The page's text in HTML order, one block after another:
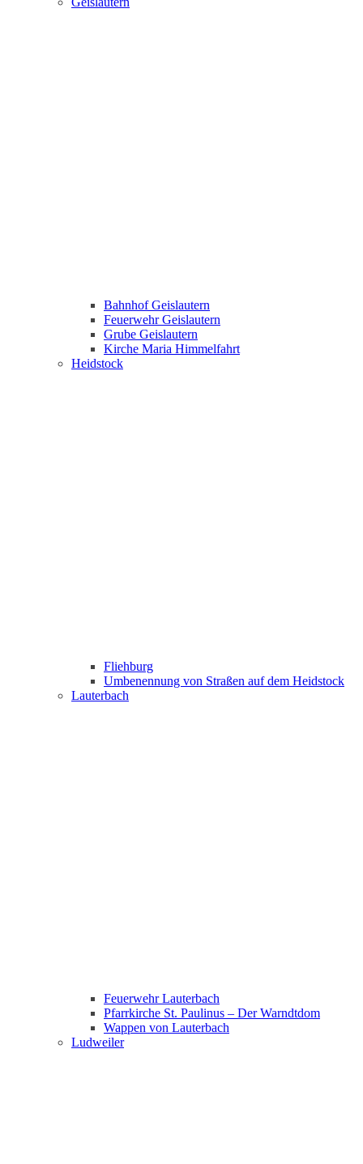
Bahnhof Geislautern
Feuerwehr Geislautern
Grube Geislautern
Kirche Maria Himmelfahrt
Heidstock
Fliehburg
Umbenennung von Straßen auf dem Heidstock
Lauterbach
Feuerwehr Lauterbach
Pfarrkirche St. Paulinus – Der Warndtdom
Wappen von Lauterbach
Ludweiler